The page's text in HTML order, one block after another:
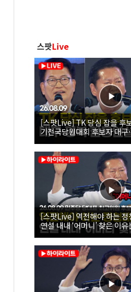
스팟Live
[스팟Live] TK 당심 잡을 후
기전국당원대회 후보자 대구
회 생중계 | 26.08.09
[스팟Live] 역전해야 하는 정
연설 내내 ‘어머니’ 찾은 이유는?! |
더불어민주당 당대표·최고위
동연설회